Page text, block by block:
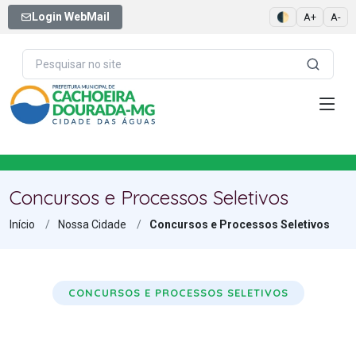
Login WebMail 🌓 A+ A-
Concursos e Processos Seletivos
Início Nossa Cidade Concursos e Processos Seletivos
CONCURSOS E PROCESSOS SELETIVOS